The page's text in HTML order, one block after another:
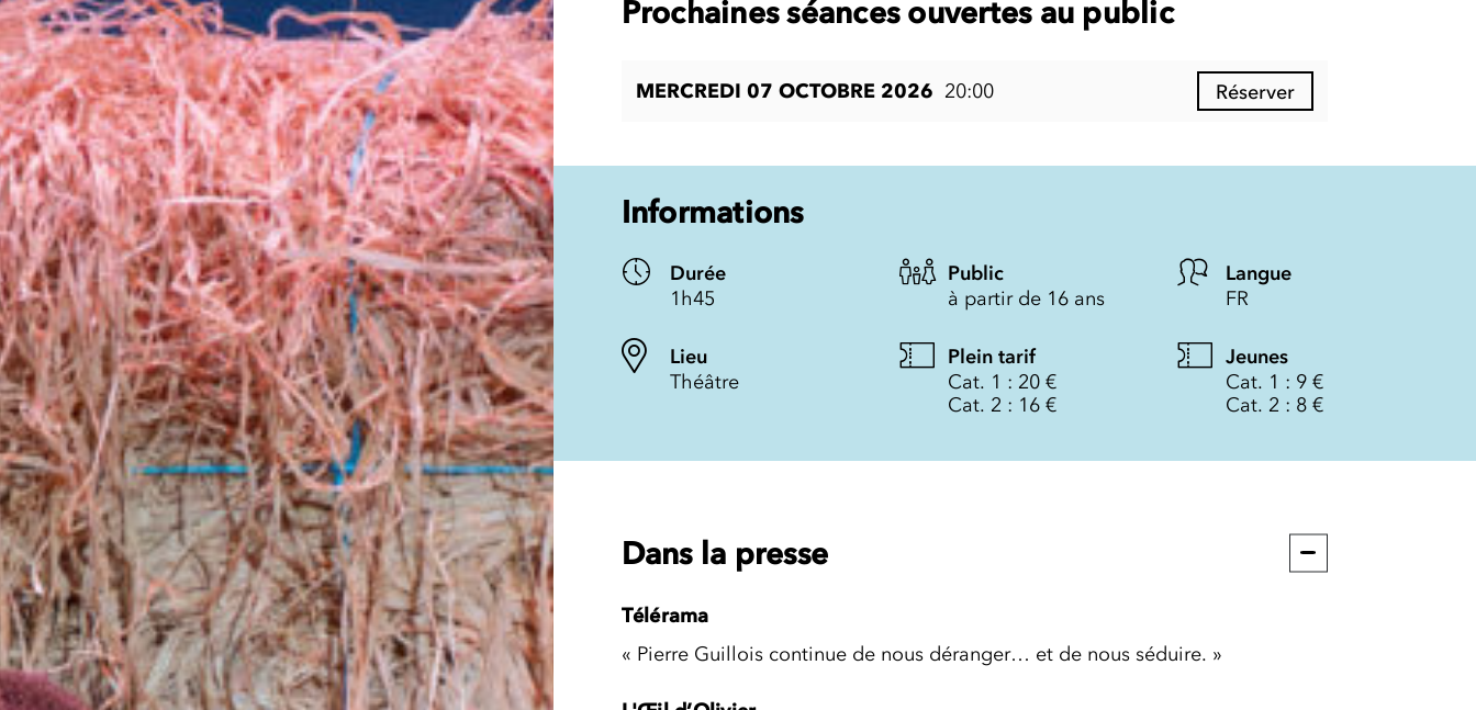
Prochaines séances ouvertes au public
MERCREDI 07 OCTOBRE 2026 20:00 Réserver
Informations
Durée
1h45
Public
à partir de 16 ans
Langue
FR
Lieu
Théâtre
Plein tarif
Cat. 1 : 20 €
Cat. 2 : 16 €
Jeunes
Cat. 1 : 9 €
Cat. 2 : 8 €
Dans la presse
Télérama
« Pierre Guillois continue de nous déranger… et de nous séduire. »